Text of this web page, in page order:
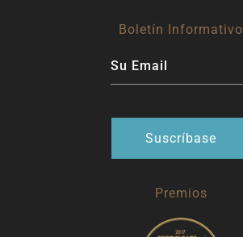
Boletín Informativo
Premios